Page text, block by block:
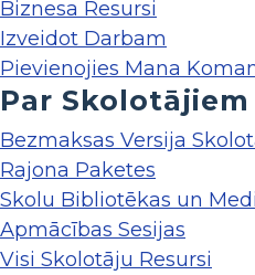
Biznesa Resursi
Izveidot Darbam
Pievienojies Mana
Par Skolotājiem
Bezmaksas Versija
Rajona Paketes
Skolu Bibliotēkas un
Apmācības Sesijas
Visi Skolotāju Resursi